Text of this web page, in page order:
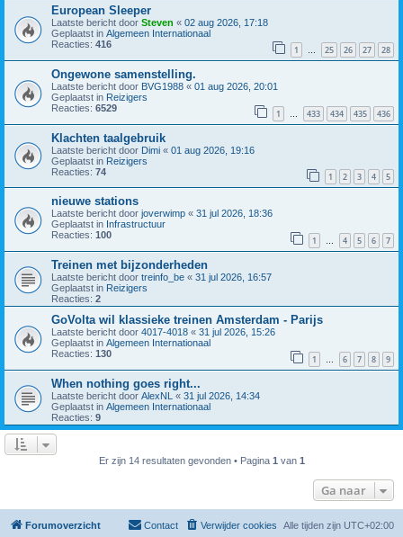
European Sleeper
Laatste bericht door Steven « 02 aug 2026, 17:18
Geplaatst in Algemeen Internationaal
Reacties: 416 1 … 25 26 27 28
Ongewone samenstelling.
Laatste bericht door BVG1988 « 01 aug 2026, 20:01
Geplaatst in Reizigers
Reacties: 6529 1 … 433 434 435 436
Klachten taalgebruik
Laatste bericht door Dimi « 01 aug 2026, 19:16
Geplaatst in Reizigers
Reacties: 74 1 2 3 4 5
nieuwe stations
Laatste bericht door joverwimp « 31 jul 2026, 18:36
Geplaatst in Infrastructuur
Reacties: 100 1 … 4 5 6 7
Treinen met bijzonderheden
Laatste bericht door treinfo_be « 31 jul 2026, 16:57
Geplaatst in Reizigers
Reacties: 2
GoVolta wil klassieke treinen Amsterdam - Parijs
Laatste bericht door 4017-4018 « 31 jul 2026, 15:26
Geplaatst in Algemeen Internationaal
Reacties: 130 1 … 6 7 8 9
When nothing goes right...
Laatste bericht door AlexNL « 31 jul 2026, 14:34
Geplaatst in Algemeen Internationaal
Reacties: 9
Er zijn 14 resultaten gevonden • Pagina 1 van 1
Ga naar
Forumoverzicht Alle tijden zijn UTC+02:00
Verwijder cookies
Contact